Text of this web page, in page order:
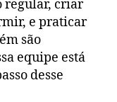
regular, criar
e praticar
são
equipe está
desse